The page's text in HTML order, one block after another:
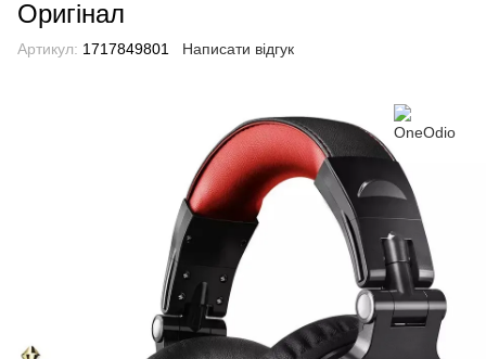
Оригінал
Артикул: 1717849801 Написати відгук